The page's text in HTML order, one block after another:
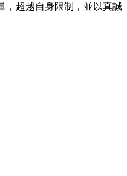
，超越自身限制，並以真誠